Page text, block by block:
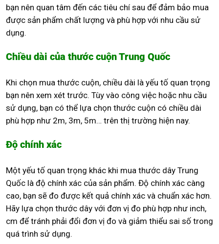
bạn nên quan tâm đến các tiêu chí sau để đảm bảo mua
được sản phẩm chất lượng và phù hợp với nhu cầu sử
dụng.
Chiều dài của thước cuộn Trung Quốc
Khi chọn mua thước cuộn, chiều dài là yếu tố quan trọng
bạn nên xem xét trước. Tùy vào công việc hoặc nhu cầu
sử dụng, bạn có thể lựa chọn thước cuộn có chiều dài
phù hợp như 2m, 3m, 5m… trên thị trường hiện nay.
Độ chính xác
Một yếu tố quan trọng khác khi mua thước dây Trung
Quốc là độ chính xác của sản phẩm. Độ chính xác càng
cao, bạn sẽ đo được kết quả chính xác và chuẩn xác hơn.
Hãy lựa chọn thước dây với đơn vị đo phù hợp như inch,
cm để tránh phải đổi đơn vị đo và giảm thiểu sai số trong
quá trình sử dụng.